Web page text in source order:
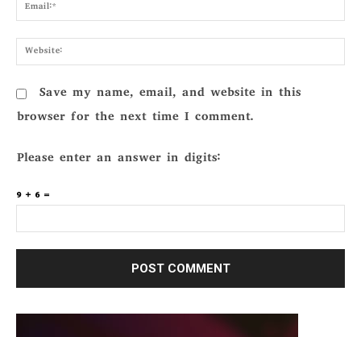
Save my name, email, and website in this
browser for the next time I comment.
Please enter an answer in digits:
9 + 6 =